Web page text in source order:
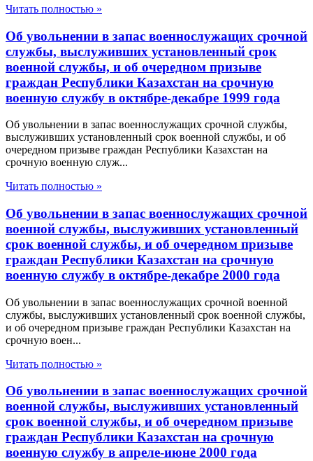
Читать полностью »
Об увольнении в запас военнослужащих срочной
службы, выслуживших установленный срок
военной службы, и об очередном призыве
граждан Республики Казахстан на срочную
военную службу в октябре-декабре 1999 года
Об увольнении в запас военнослужащих срочной службы,
выслуживших установленный срок военной службы, и об
очередном призыве граждан Республики Казахстан на
срочную военную служ...
Читать полностью »
Об увольнении в запас военнослужащих срочной
военной службы, выслуживших установленный
срок военной службы, и об очередном призыве
граждан Республики Казахстан на срочную
военную службу в октябре-декабре 2000 года
Об увольнении в запас военнослужащих срочной военной
службы, выслуживших установленный срок военной службы,
и об очередном призыве граждан Республики Казахстан на
срочную воен...
Читать полностью »
Об увольнении в запас военнослужащих срочной
военной службы, выслуживших установленный
срок военной службы, и об очередном призыве
граждан Республики Казахстан на срочную
военную службу в апреле-июне 2000 года